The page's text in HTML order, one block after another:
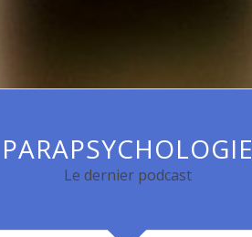
PARAPSYCHOLOGIE
Le dernier podcast